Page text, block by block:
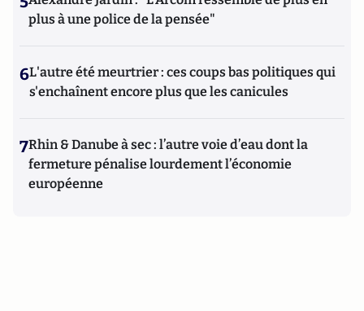
plus à une police de la pensée"
6L'autre été meurtrier : ces coups bas politiques qui
s'enchaînent encore plus que les canicules
7Rhin & Danube à sec : l’autre voie d’eau dont la
fermeture pénalise lourdement l’économie
européenne